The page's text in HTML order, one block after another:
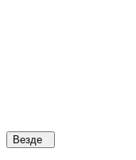
Везде